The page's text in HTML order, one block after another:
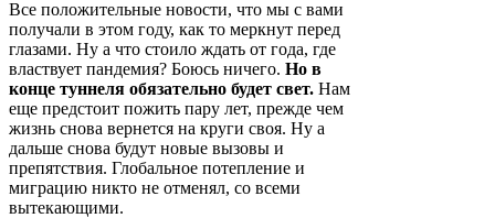
Все положительные новости, что мы с вами
получали в этом году, как то меркнут перед
глазами. Ну а что стоило ждать от года, где
властвует пандемия? Боюсь ничего. Но в
конце туннеля обязательно будет свет. Нам
еще предстоит пожить пару лет, прежде чем
жизнь снова вернется на круги своя. Ну а
дальше снова будут новые вызовы и
препятствия. Глобальное потепление и
миграцию никто не отменял, со всеми
вытекающими.